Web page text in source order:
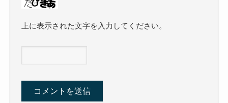
上に表示された文字を入力してください。